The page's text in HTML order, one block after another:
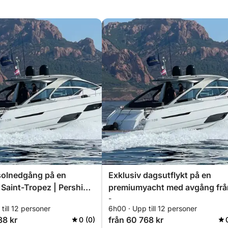
utsikt över Esterelkusten och
på en
Tropez | Pershing
till 12 personer
kr 0 (0)
Exklusiv dagsutflykt på en
premiumyacht med avgång
Saint-Tropez | ALL INCLUSIVE
-
6h00 · Upp till 12 personer
från 60 768 kr